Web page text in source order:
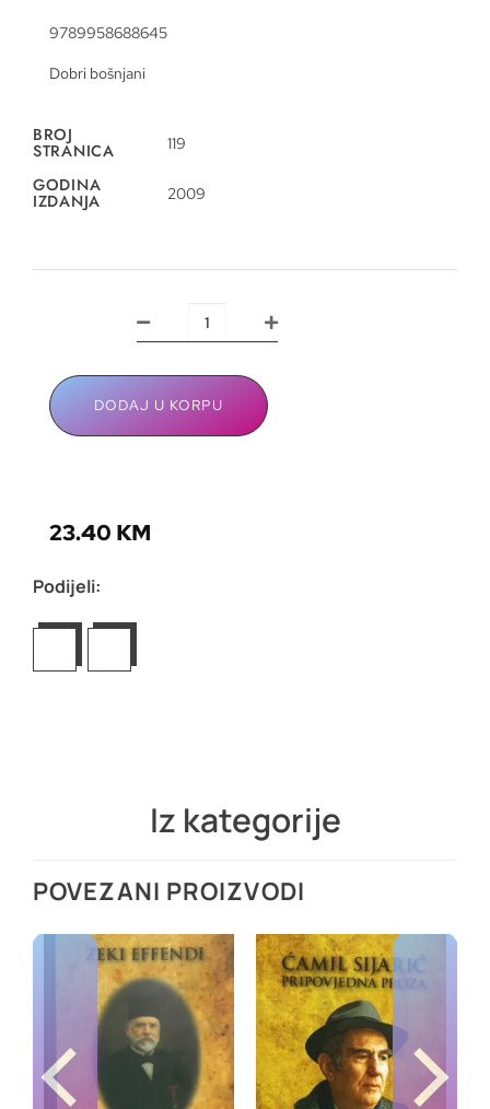
9789958688645
Dobri bošnjani
BROJ
STRANICA 119
GODINA
IZDANJA 2009
DODAJ U KORPU
23.40 KM
Podijeli:
Iz kategorije
POVEZANI PROIZVODI